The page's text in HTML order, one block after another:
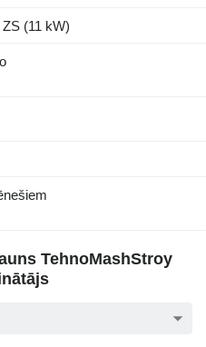
ZS (11 kW)
TehnoMashStroy